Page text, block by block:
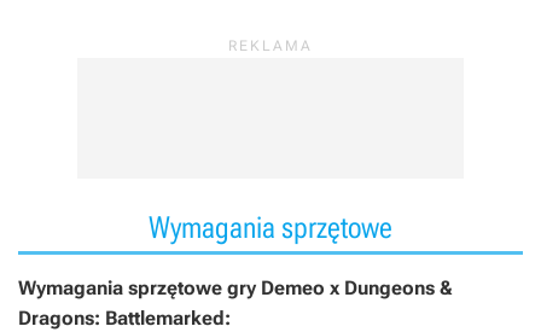
Wymagania sprzętowe
Wymagania sprzętowe gry Demeo x Dungeons &
Dragons: Battlemarked: